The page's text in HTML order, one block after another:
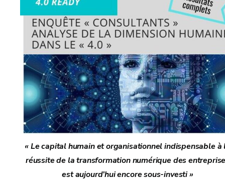
« Le capital humain et organisationnel indispensable à
réussite de la transformation numérique des
est aujourd’hui encore sous-investi »